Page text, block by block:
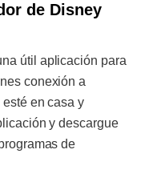
de Disney
útil aplicación para
conexión a
esté en casa y
y descargue
de